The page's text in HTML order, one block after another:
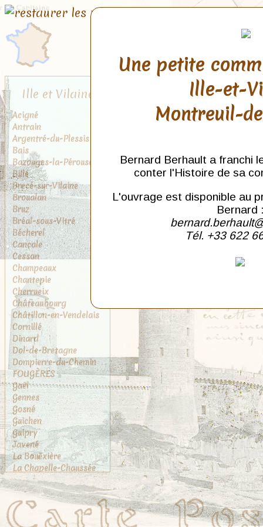
Ille et Vilaine
Acigné
Antrain
Argentré-du-Plessis
Bais
Bazouges-la-Pérouse
Billé
Brecé-sur-Vilaine
Broualan
Bruz
Bréal-sous-Vitré
Bécherel
Cancale
Cesson
Champeaux
Chantepie
Cherrueix
Châteaubourg
Châtillon-en-Vendelais
Cornillé
Dinard
Dol-de-Bretagne
Dompierre-du-Chemin
FOUGÈRES
Gaël
Gennes
Gosné
Guichen
Guipry
Javené
La Bouëxière
La Chapelle-Chaussée
La Chapelle-des-
Fougeretz
La Gouesnière
La Rance
Une petite
Ille-et-
Montreuil-
Bernard Berhault a franchi
conter l'Histoire de sa
L'ouvrage est disponible au
Bernard
Tél. +33 622